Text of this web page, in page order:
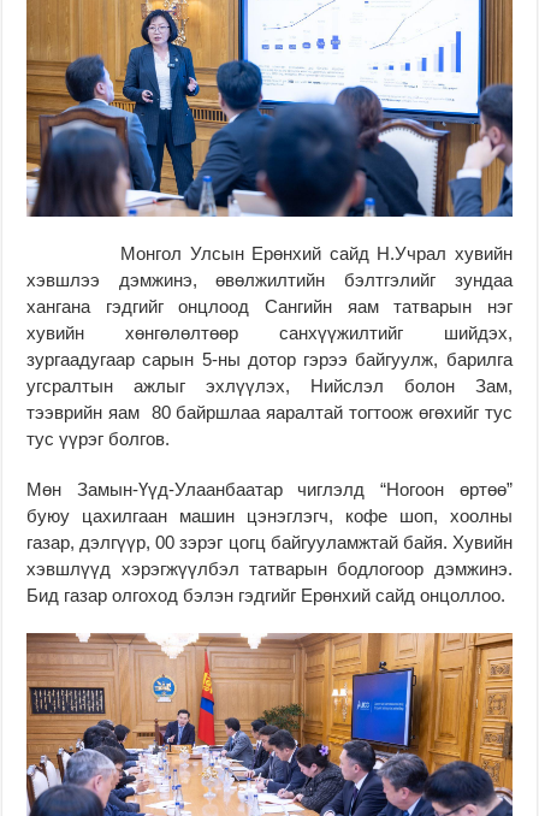
Монгол Улсын Ерөнхий сайд Н.Учрал хувийн
хэвшлээ дэмжинэ, өвөлжилтийн бэлтгэлийг зундаа
хангана гэдгийг онцлоод Сангийн яам татварын нэг
хувийн хөнгөлөлтөөр санхүүжилтийг шийдэх,
зургаадугаар сарын 5-ны дотор гэрээ байгуулж, барилга
угсралтын ажлыг эхлүүлэх, Нийслэл болон Зам,
тээврийн яам 80 байршлаа яаралтай тогтоож өгөхийг тус
тус үүрэг болгов.
Мөн Замын-Үүд-Улаанбаатар чиглэлд “Ногоон өртөө”
буюу цахилгаан машин цэнэглэгч, кофе шоп, хоолны
газар, дэлгүүр, 00 зэрэг цогц байгууламжтай байя. Хувийн
хэвшлүүд хэрэгжүүлбэл татварын бодлогоор дэмжинэ.
Бид газар олгоход бэлэн гэдгийг Ерөнхий сайд онцоллоо.